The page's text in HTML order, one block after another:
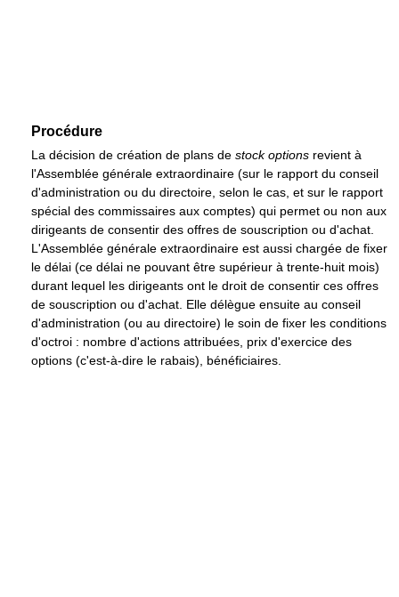
Procédure
La décision de création de plans de stock options revient à
l'Assemblée générale extraordinaire (sur le rapport du conseil
d'administration ou du directoire, selon le cas, et sur le rapport
spécial des commissaires aux comptes) qui permet ou non aux
dirigeants de consentir des offres de souscription ou d'achat.
L'Assemblée générale extraordinaire est aussi chargée de fixer
le délai (ce délai ne pouvant être supérieur à trente-huit mois)
durant lequel les dirigeants ont le droit de consentir ces offres
de souscription ou d'achat. Elle délègue ensuite au conseil
d'administration (ou au directoire) le soin de fixer les conditions
d'octroi : nombre d'actions attribuées, prix d'exercice des
options (c'est-à-dire le rabais), bénéficiaires.